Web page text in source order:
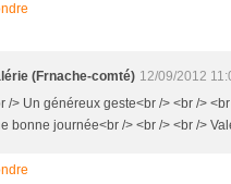
(Frnache-comté) 12/09/2012
/> Un généreux geste<br /> <br />
bonne journée<br /> <br /> <br />